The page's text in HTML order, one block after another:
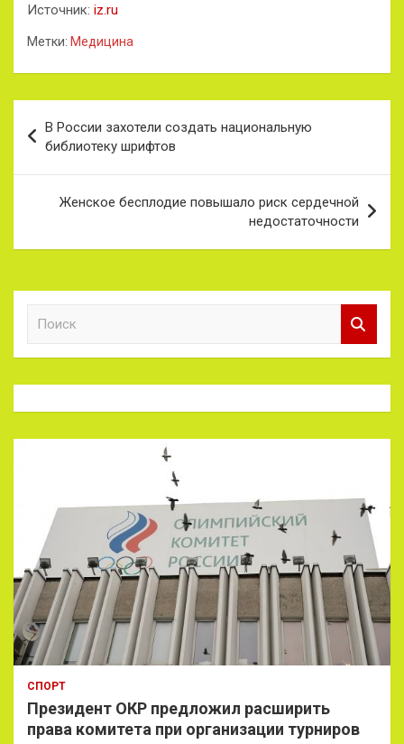
Источник: iz.ru
Метки: Медицина
по
записям
В России захотели создать национальную
библиотеку шрифтов
Женское бесплодие повышало риск сердечной
недостаточности
к
СПОРТ
Президент ОКР предложил расширить
права комитета при организации турниров